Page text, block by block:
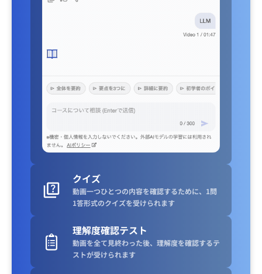
クイズ
動画一つひとつの内容を確認するために、1問
1答形式のクイズを受けられます
理解度確認テスト
動画を全て見終わった後、理解度を確認するテ
ストが受けられます